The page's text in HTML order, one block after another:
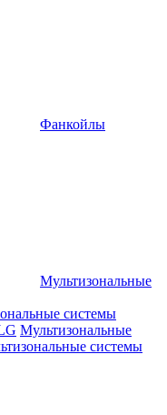
Фанкойлы
Мультизональные
системы
Мультизональные
системы